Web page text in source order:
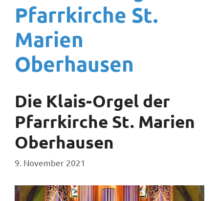
Pfarrkirche St.
Marien
Oberhausen
Die Klais-Orgel der
Pfarrkirche St. Marien
Oberhausen
9. November 2021